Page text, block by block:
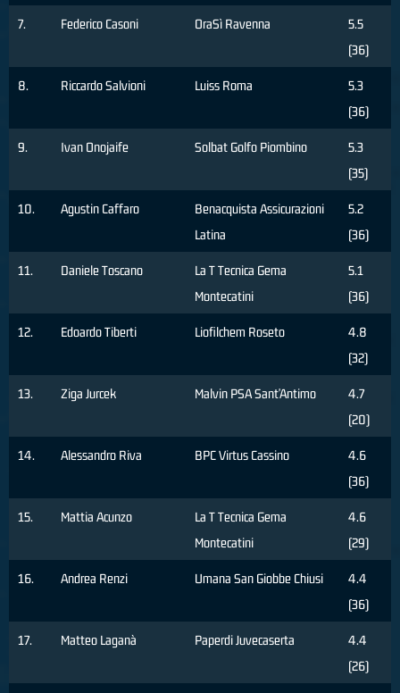
7. Federico Casoni OraSì Ravenna
5.5
(36)
8. Riccardo Salvioni Luiss Roma
5.3
(36)
9. Ivan Onojaife Solbat Golfo Piombino
5.3
(35)
10. Agustin Caffaro
Benacquista Assicurazioni
Latina
5.2
(36)
11. Daniele Toscano
La T Tecnica Gema
Montecatini
5.1
(36)
12. Edoardo Tiberti Liofilchem Roseto
4.8
(32)
13. Ziga Jurcek Malvin PSA Sant'Antimo
4.7
(20)
14. Alessandro Riva BPC Virtus Cassino
4.6
(36)
15. Mattia Acunzo
La T Tecnica Gema
Montecatini
4.6
(29)
16. Andrea Renzi Umana San Giobbe Chiusi
4.4
(36)
17. Matteo Laganà Paperdi Juvecaserta
4.4
(26)